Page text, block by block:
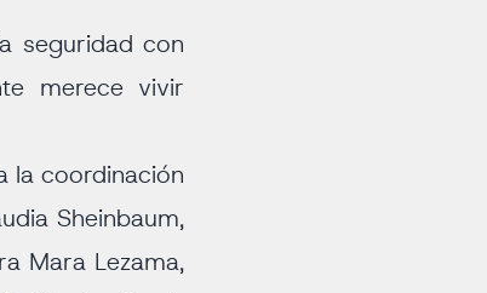
seguridad con
merece vivir
la coordinación
Sheinbaum,
Mara Lezama,